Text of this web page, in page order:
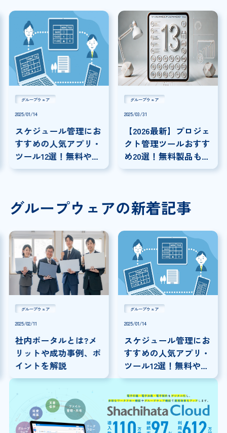
グループウェア
2025/01/14
スケジュール管理にお
すすめの人気アプリ・
ツール12選！無料やビ
ジネスで使えるアプリ
グループウェア
2025/03/31
【2026最新】プロジェ
クト管理ツールおすす
め20選！無料製品も紹
介！
グループウェアの新着記事
グループウェア
2025/02/11
社内ポータルとは?メ
リットや成功事例、ポ
イントを解説
グループウェア
2025/01/14
スケジュール管理にお
すすめの人気アプリ・
ツール12選！無料やビ
ジネスで使えるアプリ